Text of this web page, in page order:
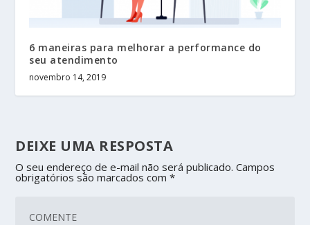
6 maneiras para melhorar a performance do
seu atendimento
novembro 14, 2019
DEIXE UMA RESPOSTA
O seu endereço de e-mail não será publicado. Campos
obrigatórios são marcados com*